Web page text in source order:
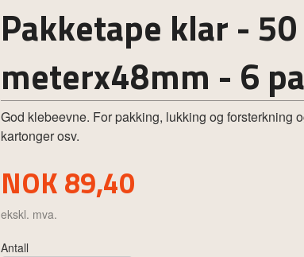
Pakketape klar - 50
meterx48mm - 6
God klebeevne. For pakking, lukking og forsterkning
kartonger osv.
Pris
NOK89,40
ekskl. mva.
Antall